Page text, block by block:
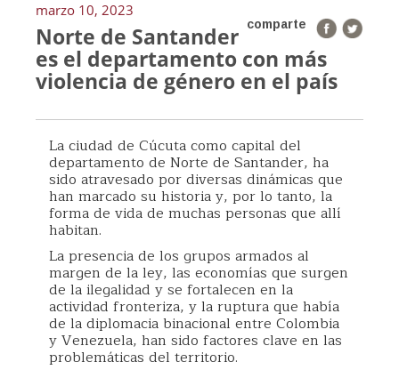
marzo 10, 2023
comparte
Norte de Santander
es el departamento con más
violencia de género en el país
La ciudad de Cúcuta como capital del
departamento de Norte de Santander, ha
sido atravesado por diversas dinámicas que
han marcado su historia y, por lo tanto, la
forma de vida de muchas personas que allí
habitan.
La presencia de los grupos armados al
margen de la ley, las economías que surgen
de la ilegalidad y se fortalecen en la
actividad fronteriza, y la ruptura que había
de la diplomacia binacional entre Colombia
y Venezuela, han sido factores clave en las
problemáticas del territorio.